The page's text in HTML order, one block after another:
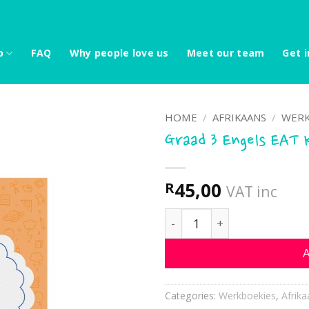
FAQ Why people love us Meet our team Get
HOME / AFRIKAANS /
Graad 3 Engels EAT
R45,00 VAT inc
Graad 3 Engels EAT
Categories: Werkboekies,